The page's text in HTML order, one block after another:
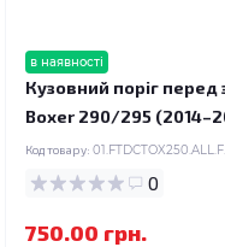
в наявності
Кузовний поріг
Boxer 290/295
Код товару:
0
750.00 грн.